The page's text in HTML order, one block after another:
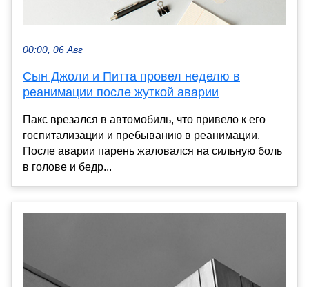
00:00, 06 Авг
Сын Джоли и Питта провел неделю в
реанимации после жуткой аварии
Пакс врезался в автомобиль, что привело к его
госпитализации и пребыванию в реанимации.
После аварии парень жаловался на сильную боль
в голове и бедр...